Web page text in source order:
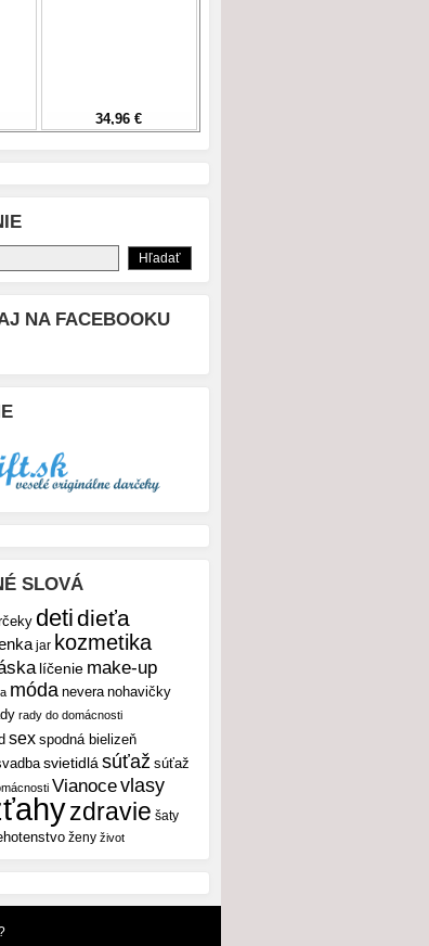
NA FACEBOOKU
SLOVÁ
detidieťa
jar kozmetika
líčenie make-up
móda nevera nohavičky
rady do domácnosti
sex spodná bielizeň
svietidlá súťaž súťaž
Vianocevlasy
zdravie šaty
ženy život